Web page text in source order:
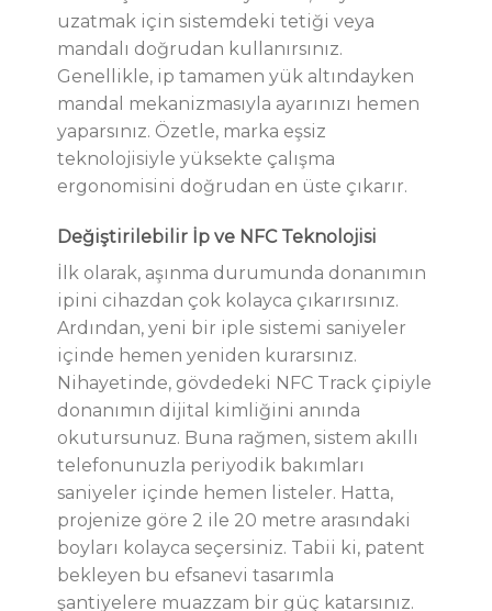
uzatmak için sistemdeki tetiği veya
mandalı doğrudan kullanırsınız.
Genellikle, ip tamamen yük altındayken
mandal mekanizmasıyla ayarınızı hemen
yaparsınız. Özetle, marka eşsiz
teknolojisiyle yüksekte çalışma
ergonomisini doğrudan en üste çıkarır.
Değiştirilebilir İp ve NFC Teknolojisi
İlk olarak, aşınma durumunda donanımın
ipini cihazdan çok kolayca çıkarırsınız.
Ardından, yeni bir iple sistemi saniyeler
içinde hemen yeniden kurarsınız.
Nihayetinde, gövdedeki NFC Track çipiyle
donanımın dijital kimliğini anında
okutursunuz. Buna rağmen, sistem akıllı
telefonunuzla periyodik bakımları
saniyeler içinde hemen listeler. Hatta,
projenize göre 2 ile 20 metre arasındaki
boyları kolayca seçersiniz. Tabii ki, patent
bekleyen bu efsanevi tasarımla
şantiyelere muazzam bir güç katarsınız.